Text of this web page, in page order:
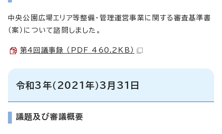
中央公園広場エリア等整備・管理運営事業に関する審査基準書
（案）について諮問しました。
第4回議事録 （PDF 460.2KB）
令和3年（2021年）3月31日
議題及び審議概要